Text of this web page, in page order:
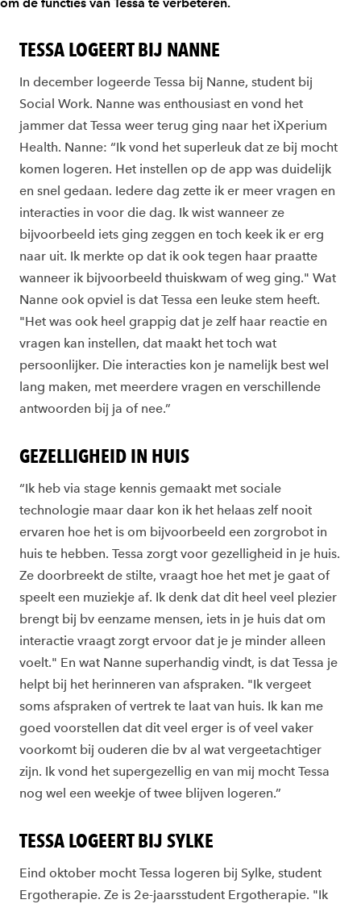
TESSA LOGEERT BIJ NANNE
In december logeerde Tessa bij Nanne, student bij
Social Work. Nanne was enthousiast en vond het
jammer dat Tessa weer terug ging naar het iXperium
Health. Nanne: “Ik vond het superleuk dat ze bij mocht
komen logeren. Het instellen op de app was duidelijk
en snel gedaan. Iedere dag zette ik er meer vragen en
interacties in voor die dag. Ik wist wanneer ze
bijvoorbeeld iets ging zeggen en toch keek ik er erg
naar uit. Ik merkte op dat ik ook tegen haar praatte
wanneer ik bijvoorbeeld thuiskwam of weg ging." Wat
Nanne ook opviel is dat Tessa een leuke stem heeft.
"Het was ook heel grappig dat je zelf haar reactie en
vragen kan instellen, dat maakt het toch wat
persoonlijker. Die interacties kon je namelijk best wel
lang maken, met meerdere vragen en verschillende
antwoorden bij ja of nee.”
GEZELLIGHEID IN HUIS
“Ik heb via stage kennis gemaakt met sociale
technologie maar daar kon ik het helaas zelf nooit
ervaren hoe het is om bijvoorbeeld een zorgrobot in
huis te hebben. Tessa zorgt voor gezelligheid in je huis.
Ze doorbreekt de stilte, vraagt hoe het met je gaat of
speelt een muziekje af. Ik denk dat dit heel veel plezier
brengt bij bv eenzame mensen, iets in je huis dat om
interactie vraagt zorgt ervoor dat je je minder alleen
voelt." En wat Nanne superhandig vindt, is dat Tessa je
helpt bij het herinneren van afspraken. "Ik vergeet
soms afspraken of vertrek te laat van huis. Ik kan me
goed voorstellen dat dit veel erger is of veel vaker
voorkomt bij ouderen die bv al wat vergeetachtiger
zijn. Ik vond het supergezellig en van mij mocht Tessa
nog wel een weekje of twee blijven logeren.”
TESSA LOGEERT BIJ SYLKE
Eind oktober mocht Tessa logeren bij Sylke, student
Ergotherapie. Ze is 2e-jaarsstudent Ergotherapie. "Ik